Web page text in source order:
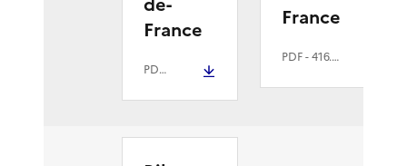
France
PDF- 5 Mio
France
PDF- 416.7 kio